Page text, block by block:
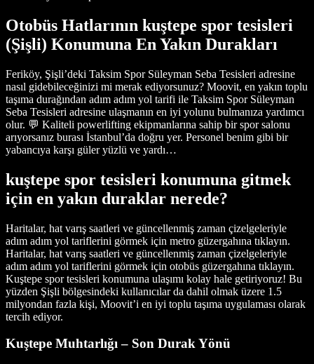
Otobüs Hatlarının kuştepe spor tesisleri
(Şişli) Konumuna En Yakın Durakları
Feriköy, Şişli’deki Taksim Spor Süleyman Seba Tesisleri adresine
nasıl gidebileceğinizi mi merak ediyorsunuz? Moovit, en yakın toplu
taşıma durağından adım adım yol tarifi ile Taksim Spor Süleyman
Seba Tesisleri adresine ulaşmanın en iyi yolunu bulmanıza yardımcı
olur. 💬 Kaliteli powerlifting ekipmanlarına sahip bir spor salonu
arıyorsanız burası İstanbul’da doğru yer. Personel benim gibi bir
yabancıya karşı güler yüzlü ve yardı…
kuştepe spor tesisleri konumuna gitmek
için en yakın duraklar nerede?
Haritalar, hat varış saatleri ve güncellenmiş zaman çizelgeleriyle
adım adım yol tariflerini görmek için metro güzergahına tıklayın.
Haritalar, hat varış saatleri ve güncellenmiş zaman çizelgeleriyle
adım adım yol tariflerini görmek için otobüs güzergahına tıklayın.
Kuştepe spor tesisleri konumuna ulaşımı kolay hale getiriyoruz! Bu
yüzden Şişli bölgesindeki kullanıcılar da dahil olmak üzere 1.5
milyondan fazla kişi, Moovit’i en iyi toplu taşıma uygulaması olarak
tercih ediyor.
Kuştepe Muhtarlığı – Son Durak Yönü